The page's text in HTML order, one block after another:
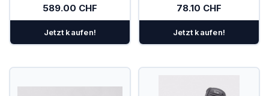
589.00 CHF
Jetzt kaufen!
78.10 CHF
Jetzt kaufen!